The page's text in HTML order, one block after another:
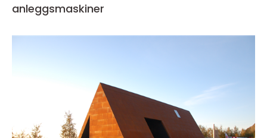
anleggsmaskiner